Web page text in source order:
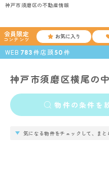
神戸市須磨区の不動産情報
会員限定
コンテンツ お気に入り
WEB 783 件店頭50 件
神戸市須磨区横尾の
物件の条件を
気になる物件をチェックして、まと